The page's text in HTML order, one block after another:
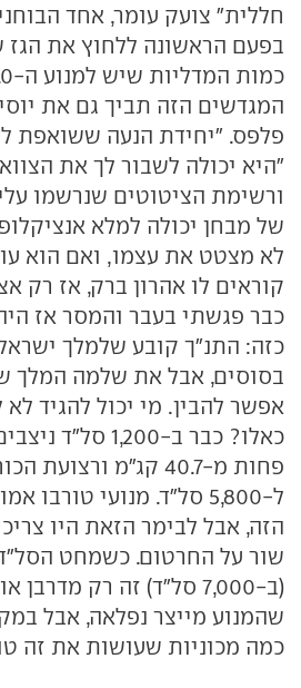
חללית" צועק עומר, אחד
המגדשים הזה תביך גם את
פלפס. "יחידת הנעה ששואפת
"היא יכולה לשבור לך את
ורשימת הציטוטים שנרשמו
של מבחן יכולה למלא
לא מצטט את עצמו, ואם הוא
קוראים לו אהרון ברק, אז רק
כבר פגשתי בעבר והמסר אז
כזה: התנ"ך קובע שלמלך
בסוסים, אבל את שלמה המלך
כאלו? כבר ב-
פחות מ-40.7 קג"מ
ל-5,800 סל"ד. מנועי
הזה, אבל לבימר הזאת היו
שור על החרטום. כשמחט
(ב-7,000 סל"ד) זה רק
שהמנוע מייצר נפלאה, אבל
כמה מכוניות שעושות את זה